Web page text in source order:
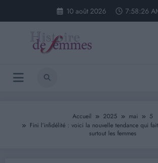
contenu
10 août 2026 7:58:26
Accueil 2025 mai
5
Fini l’infidélité : voici la nouvelle tendance qui
surtout les femmes